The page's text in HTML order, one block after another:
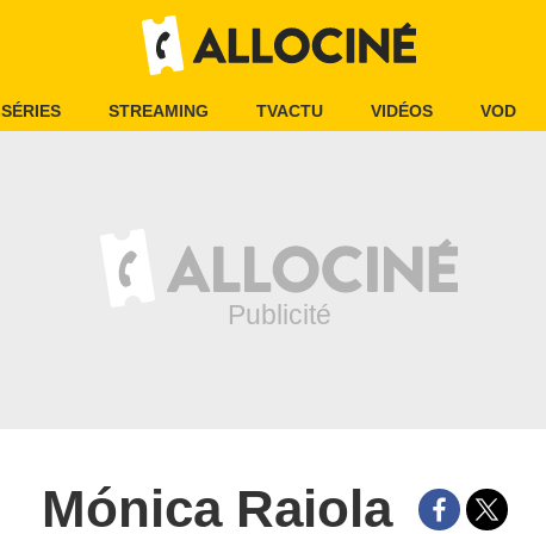
SÉRIES STREAMING TVACTU VIDÉOS VOD
Mónica Raiola